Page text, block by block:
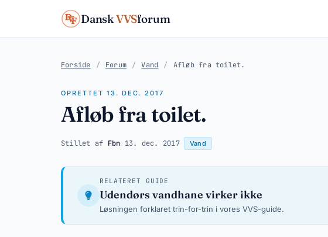
DanskVVSforum
Forside / Forum / Vand / Afløb fra toilet.
OPRETTET 13. DEC. 2017
Afløb fra toilet.
Stillet af Fbn 13. dec. 2017· Vand
RELATERET GUIDE
Udendørs vandhane virker ikke
Løsningen forklaret trin-for-trin i vores VVS-guide.